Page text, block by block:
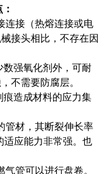
连接（热熔连接或电
接头相比，不存在因
数强氧化剂外，可耐
不需要防腐层。
痕造成材料的应力集
管材，其断裂伸长率
适应能力非常强。也
管可以进行盘卷。